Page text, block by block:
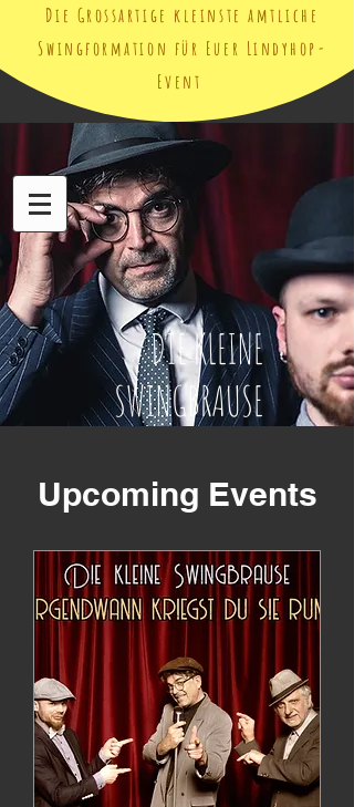
Die Grossartige kleinste amtliche
Swingformation für Euer Lindyhop-
Event
DIE KLEINE
SWINGBRAUSE
Upcoming Events